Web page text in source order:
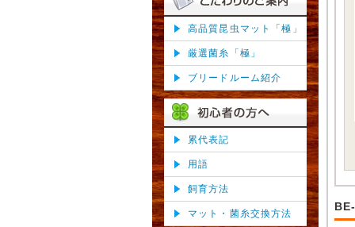
高品質昆虫マット「極」
厳選菌糸「極」
ブリードルーム紹介
累代表記
用語
飼育方法
マット・菌糸交換方法